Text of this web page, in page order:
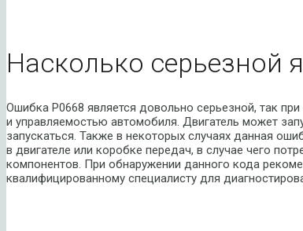
Насколько серьезной
Ошибка P0668 является довольно серьезной, так
и управляемостью автомобиля. Двигатель может
запускаться. Также в некоторых случаях данная
в двигателе или коробке передач, в случае чего
компонентов. При обнаружении данного кода
квалифицированному специалисту для